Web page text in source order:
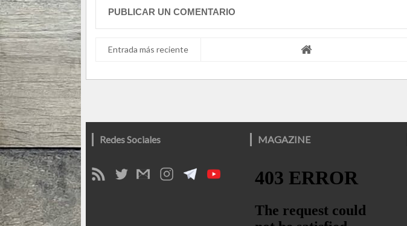
PUBLICAR UN COMENTARIO
Entrada más reciente
Redes Sociales MAGAZINE